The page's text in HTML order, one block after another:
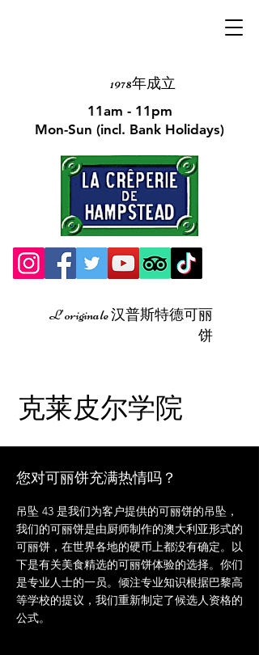
1978年成立
11am - 11pm
Mon-Sun (incl. Bank Holidays)
L'originale 汉普斯特德可丽
饼
克莱皮尔学院
您对可丽饼充满热情吗？
吊坠 43 是我们为客户提供的可丽饼的吊坠，
我们的可丽饼是由厨师制作的澳大利亚形式的
可丽饼，在世界各地的硬币上都没有确定。以
下是有关美食精选的可丽饼体验的选择。你们
是专业人士的一员。倾注专业知识根据巴黎高
等学校的提议，我们重新制定了候选人资格的
公式。